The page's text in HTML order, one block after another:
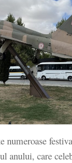
numeroase
anului, care